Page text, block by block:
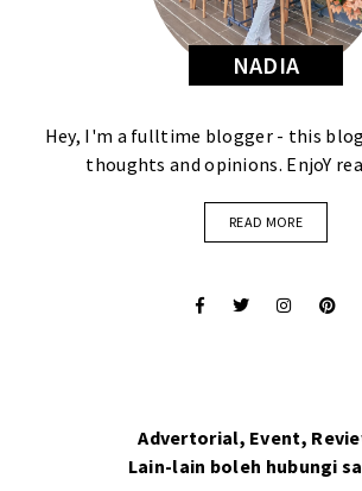
NADIA
Hey, I'm a fulltime blogger - this
thoughts and opinions. EnjoY
READ MORE
Advertorial, Event,
Lain-lain boleh hubungi